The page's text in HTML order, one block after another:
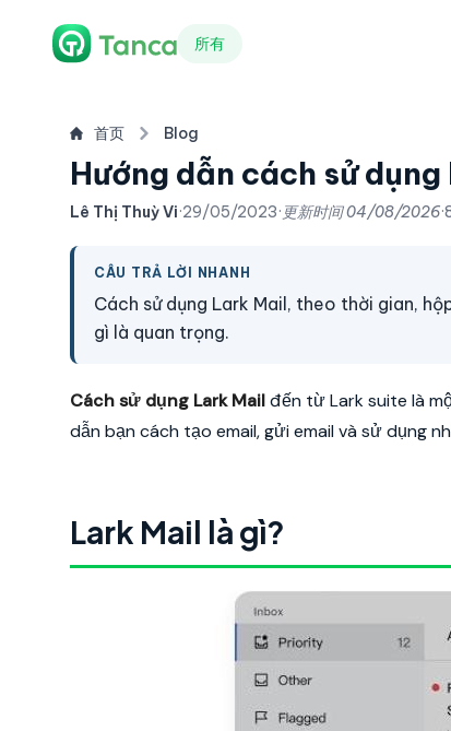
所有
首页 Blog
Hướng dẫn cách sử
Lê Thị Thuỳ Vi·29/05/2023· 更新时间04/08/2026·
CÂU TRẢ LỜI NHANH
Cách sử dụng Lark Mail, theo thời gian,
gì là quan trọng.
Cách sử dụng Lark Mailđến từ Lark suite là
dẫn bạn cách tạo email, gửi email và sử dụng
Lark Mail là gì?